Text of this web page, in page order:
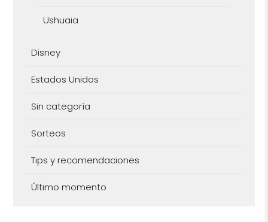
Ushuaia
Disney
Estados Unidos
Sin categoría
Sorteos
Tips y recomendaciones
Último momento